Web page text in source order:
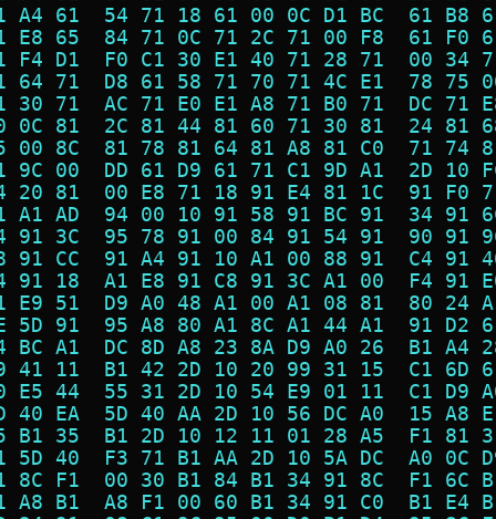
A4 61  54 71 18 61 00 0C D1 BC  61
E8 65  84 71 0C 71 2C 71 00 F8  61
F4 D1  F0 C1 30 E1 40 71 28 71  00
64 71  D8 61 58 71 70 71 4C E1  78
30 71  AC 71 E0 E1 A8 71 B0 71  DC
0C 81  2C 81 44 81 60 71 30 81  24
00 8C  81 78 81 64 81 A8 81 C0  71
9C 00  DD 61 D9 61 71 C1 9D A1  2D
20 81  00 E8 71 18 91 E4 81 1C  91
A1 AD  94 00 10 91 58 91 BC 91  34
91 3C  95 78 91 00 84 91 54 91  90
91 CC  91 A4 91 10 A1 00 88 91  C4
91 18  A1 E8 91 C8 91 3C A1 00  F4
E9 51  D9 A0 48 A1 00 A1 08 81  80
5D 91  95 A8 80 A1 8C A1 44 A1  91
BC A1  DC 8D A8 23 8A D9 A0 26  B1
41 11  B1 42 2D 10 20 99 31 15  C1
E5 44  55 31 2D 10 54 E9 01 11  C1
40 EA  5D 40 AA 2D 10 56 DC A0  15
B1 35  B1 2D 10 12 11 01 28 A5  F1
5D 40  F3 71 B1 AA 2D 10 5A DC  A0
8C F1  00 30 B1 84 B1 34 91 8C  F1
A8 B1  A8 F1 00 60 B1 34 91 C0  B1